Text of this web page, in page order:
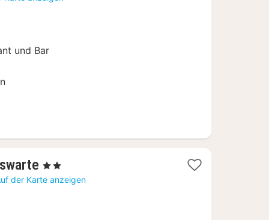
und Bar
2
Nächte
, 2 Sterne
der Karte anzeigen